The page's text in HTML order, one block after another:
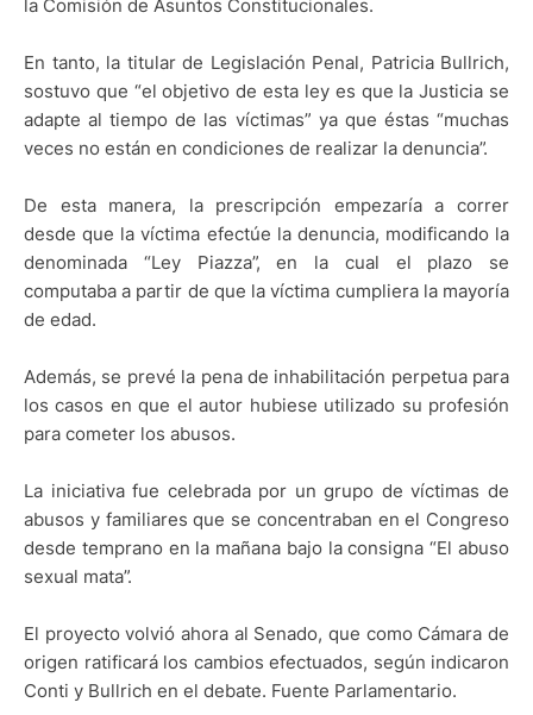
la Comisión de Asuntos Constitucionales.
En tanto, la titular de Legislación Penal, Patricia Bullrich,
sostuvo que “el objetivo de esta ley es que la Justicia se
adapte al tiempo de las víctimas” ya que éstas “muchas
veces no están en condiciones de realizar la denuncia”.
De esta manera, la prescripción empezaría a correr
desde que la víctima efectúe la denuncia, modificando la
denominada “Ley Piazza”, en la cual el plazo se
computaba a partir de que la víctima cumpliera la mayoría
de edad.
Además, se prevé la pena de inhabilitación perpetua para
los casos en que el autor hubiese utilizado su profesión
para cometer los abusos.
La iniciativa fue celebrada por un grupo de víctimas de
abusos y familiares que se concentraban en el Congreso
desde temprano en la mañana bajo la consigna “El abuso
sexual mata”.
El proyecto volvió ahora al Senado, que como Cámara de
origen ratificará los cambios efectuados, según indicaron
Conti y Bullrich en el debate. Fuente Parlamentario.